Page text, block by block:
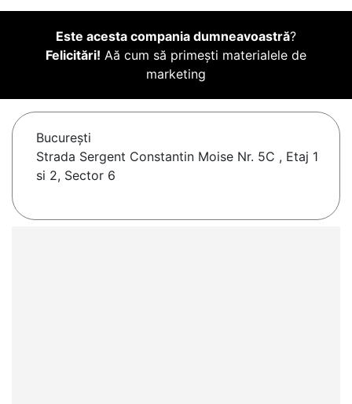
Este acesta compania dumneavoastră?
Felicitări! Aă cum să primești materialele de
marketing
Bucureşti
Strada Sergent Constantin Moise Nr. 5C , Etaj 1
si 2, Sector 6